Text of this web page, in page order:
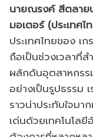
นายณรงค์ สีตลาย
มอเตอร์ (ประเทศไ
ประเทศไทยของ
ถือเป็นช่วงเวลาที่ส
ผลักดันอุตสาหกรร
อย่างเป็นรูปธรรม
ราวน่าประทับใจม
เด่นด้วยเทคโนโล